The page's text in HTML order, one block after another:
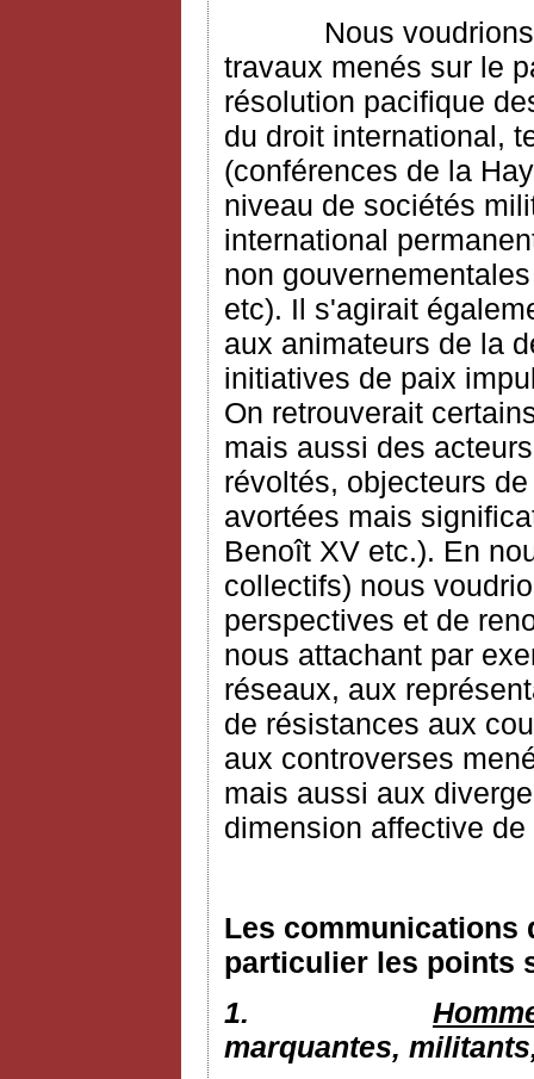
Nous voudrions
travaux menés sur le
résolution pacifique
du droit international,
(conférences de la
niveau de sociétés
international
non
etc). Il s'agirait
aux animateurs de la
initiatives de paix
On retrouverait
mais aussi des
révoltés, objecteurs
avortées mais
Benoît XV etc.). En
collectifs) nous
perspectives et de
nous attachant par
réseaux, aux
de résistances aux
aux controverses
mais aussi aux
dimension affective
Les communications
particulier les points
1.
marquantes,